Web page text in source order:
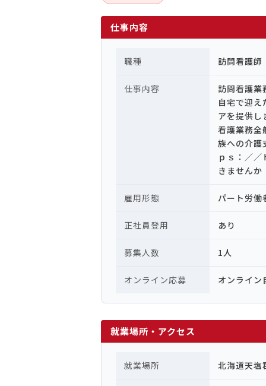
仕事内容
職種 訪問看護師
仕事内容
訪問看護
自宅で迎
アを提供
看護業務
族への介
ｐｓ：／
きませんか
雇用形態 パート労働
正社員登用 あり
募集人数 1人
オンライン応募 オンライン
就業場所・アクセス
就業場所 北海道天